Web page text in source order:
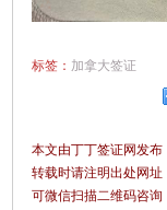
标签： 加拿大签证
本文由丁丁签证网发布
转载时请注明出处网址
可微信扫描二维码咨询